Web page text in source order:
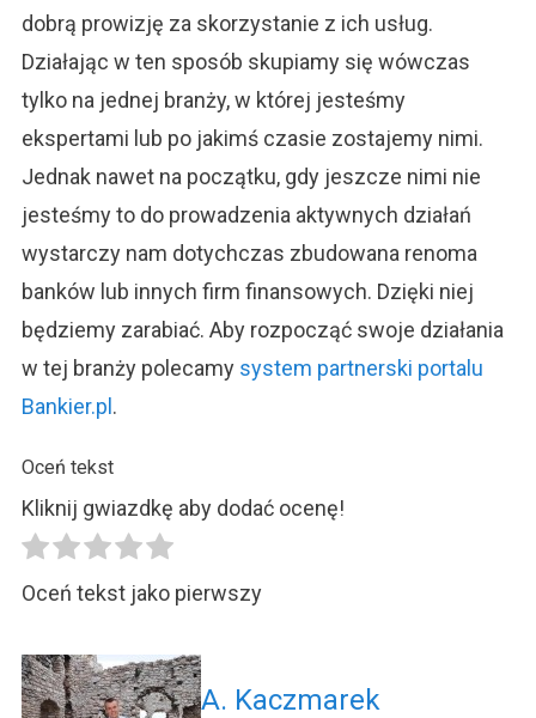
dobrą prowizję za skorzystanie z ich usług.
Działając w ten sposób skupiamy się wówczas
tylko na jednej branży, w której jesteśmy
ekspertami lub po jakimś czasie zostajemy nimi.
Jednak nawet na początku, gdy jeszcze nimi nie
jesteśmy to do prowadzenia aktywnych działań
wystarczy nam dotychczas zbudowana renoma
banków lub innych firm finansowych. Dzięki niej
będziemy zarabiać. Aby rozpocząć swoje działania
w tej branży polecamy system partnerski portalu
Bankier.pl .
Oceń tekst
Kliknij gwiazdkę aby dodać ocenę!
Oceń tekst jako pierwszy
A. Kaczmarek